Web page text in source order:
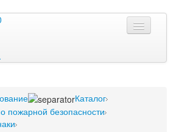
ОП
ОУ
Каталог
пожарной безопасности